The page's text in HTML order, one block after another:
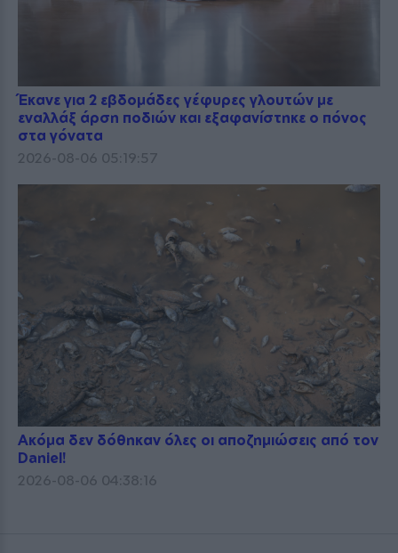
Έκανε για 2 εβδομάδες γέφυρες γλουτών με
εναλλάξ άρση ποδιών και εξαφανίστηκε ο πόνος
στα γόνατα
2026-08-06 05:19:57
Ακόμα δεν δόθηκαν όλες οι αποζημιώσεις από τον
Daniel!
2026-08-06 04:38:16